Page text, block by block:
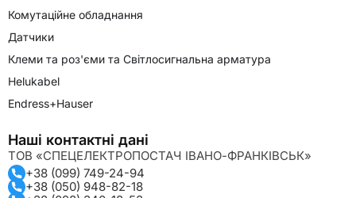
Комутаційне обладнання
Датчики
Клеми та роз'єми та Світлосигнальна арматура
Helukabel
Endress+Hauser
Наші контактні дані
ТОВ «СПЕЦЕЛЕКТРОПОСТАЧ ІВАНО-ФРАНКІВСЬК»
+38 (099) 749-24-94
+38 (050) 948-82-18